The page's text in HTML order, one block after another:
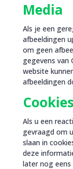
Media
Als je een
afbeeldingen
om geen
gegevens van
website
afbeeldingen
Cookies
Als u een
gevraagd om
slaan in
deze
later nog